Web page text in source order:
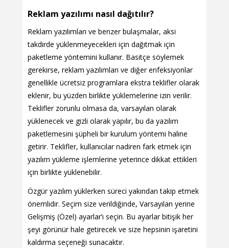
Reklam yazılımı nasıl dağıtılır?
Reklam yazılımları ve benzer bulaşmalar, aksi
takdirde yüklenmeyecekleri için dağıtmak için
paketleme yöntemini kullanır. Basitçe söylemek
gerekirse, reklam yazılımları ve diğer enfeksiyonlar
genellikle ücretsiz programlara ekstra teklifler olarak
eklenir, bu yüzden birlikte yüklemelerine izin verilir.
Teklifler zorunlu olmasa da, varsayılan olarak
yüklenecek ve gizli olarak yapılır, bu da yazılım
paketlemesini şüpheli bir kurulum yöntemi haline
getirir. Teklifler, kullanıcılar nadiren fark etmek için
yazılım yükleme işlemlerine yeterince dikkat ettikleri
için birlikte yüklenebilir.
Özgür yazılım yüklerken süreci yakından takip etmek
önemlidir. Seçim size verildiğinde, Varsayılan yerine
Gelişmiş (Özel) ayarlar’ı seçin. Bu ayarlar bitişik her
şeyi görünür hale getirecek ve size hepsinin işaretini
kaldırma seçeneği sunacaktır.